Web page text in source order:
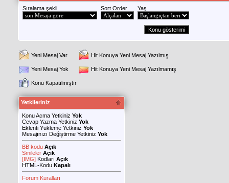
Sıralama şekli
Sort Order Yaş
Yeni Mesaj Var Hit Konuya Yeni Mesaj Yazılmış
Yeni Mesaj Yok Hit Konuya Yeni Mesaj Yazılmamış
Konu Kapatılmıştır
Yetkileriniz
Konu Acma Yetkiniz Yok
Cevap Yazma Yetkiniz Yok
Eklenti Yükleme Yetkiniz Yok
Mesajınızı Değiştirme Yetkiniz Yok
BB kodu Açık
Smileler Açık
[IMG] Kodları Açık
HTML-Kodu Kapalı
Forum Kuralları